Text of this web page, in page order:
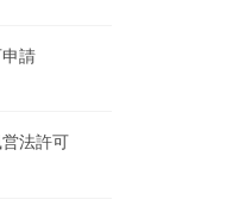
請
法許可